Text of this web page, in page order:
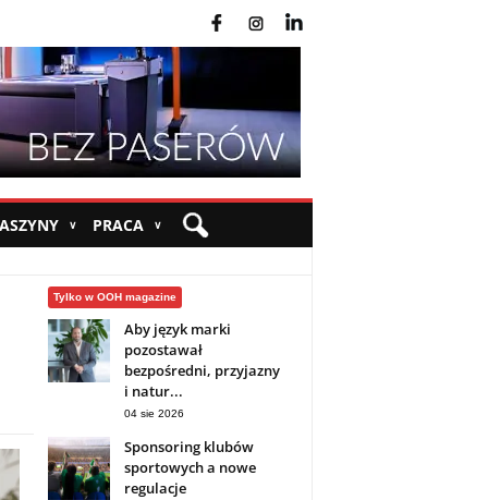
∨ PRACA ∨
Tylko w OOH magazine
Aby język marki
pozostawał
bezpośredni, przyjazny
i natur...
04 sie 2026
Sponsoring klubów
sportowych a nowe
regulacje